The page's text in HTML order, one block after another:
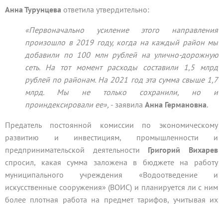
Анна Турунцева ответила утвердительно:
«Первоначально усиление этого направления
произошло в 2019 году, когда на каждый район мы
добавили по 100 млн рублей на улично-дорожную
сеть. На тот момент расходы составили 1,5 млрд
рублей по районам. На 2021 год эта сумма свыше 1,7
млрд. Мы не только сохранили, но и
проиндексировали ее», - заявила Анна Германовна.
Предатель постоянной комиссии по экономическому
развитию и инвестициям, промышленности и
предпринимательской деятельности Григорий Вихарев
спросил, какая сумма заложена в бюджете на работу
муниципального учреждения «Водоотведение и
искусственные сооружения» (ВОИС) и планируется ли с ним
более плотная работа на предмет тарифов, учитывая их